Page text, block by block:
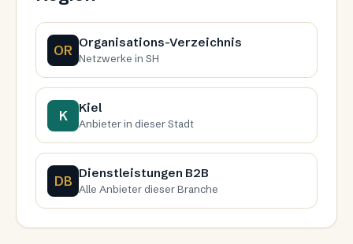
OR Organisations-Verzeichnis
Netzwerke in SH
K Kiel
Anbieter in dieser Stadt
DB Dienstleistungen B2B
Alle Anbieter dieser Branche